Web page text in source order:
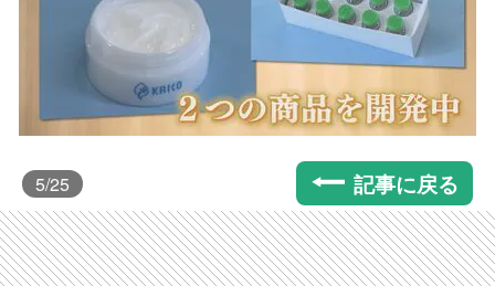
5/25 記事に戻る